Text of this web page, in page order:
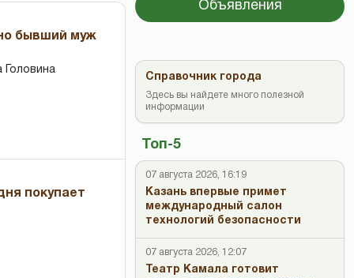
бывший муж
покупает
Объявления
Топ-5
07 августа 2026, 16:19
Казань впервые примет
международный салон
технологий безопасности
07 августа 2026, 12:07
Театр Камала готовит
Справочник города
Здесь вы найдете много полезной
информации